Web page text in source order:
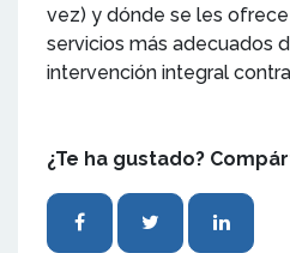
vez) y dónde se les
servicios más adecuados
intervención integral
¿Te ha gustado?